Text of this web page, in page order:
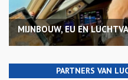
MIJNBOUW, EU EN
PARTNERS VAN